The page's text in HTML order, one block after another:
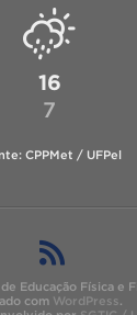
16
7
CPPMet / UFPel
Educação Física e
com WordPress.